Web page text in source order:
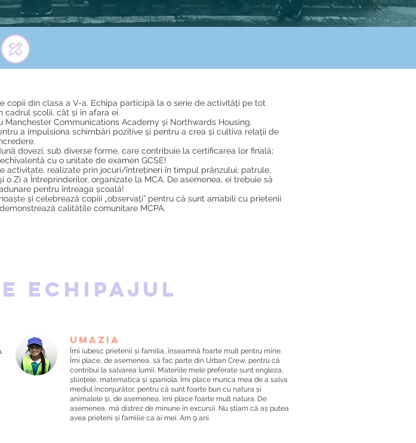
din clasa a V-a. Echipa participă la o serie de activități pe tot
cadrul școlii, cât și în afara ei.
Communications Academy și Northwards Housing.
a impulsiona schimbări pozitive și pentru a crea și cultiva relații de
dovezi, sub diverse forme, care contribuie la certificarea lor finală;
cu o unitate de examen GCSE!
activitate, realizate prin jocuri/întrețineri în timpul prânzului; patrule;
Zi a Întreprinderilor, organizate la MCA. De asemenea, ei trebuie să
pentru întreaga școală!
și celebrează copiii „observați” pentru că sunt amabili cu prietenii
calitățile comunitare MCPA.
echipajul
Umazia
Îmi iubesc prietenii și familia, înseamnă foarte mult pentru mine.
Îmi place, de asemenea, să fac parte din Urban Crew, pentru că
contribui la salvarea lumii. Materiile mele preferate sunt engleza,
științele, matematica și spaniola. Îmi place munca mea de a salva
mediul înconjurător, pentru că sunt foarte bun cu natura și
animalele și, de asemenea, îmi place foarte mult natura. De
asemenea, mă distrez de minune în excursii. Nu știam că aș putea
avea prieteni și familie ca ai mei. Am 9 ani.